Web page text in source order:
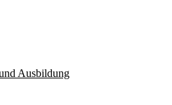
Ausbildung